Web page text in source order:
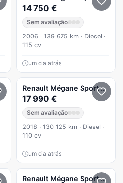
14 750 €
Sem avaliação
2006 · 139 675 km · Diesel ·
115 cv
um dia atrás
Limited 1.5DCI
Renault Mégane Sport Tourer
17 990 €
Sem avaliação
2018 · 130 125 km · Diesel ·
110 cv
um dia atrás
Renault Mégane Sport Tourer